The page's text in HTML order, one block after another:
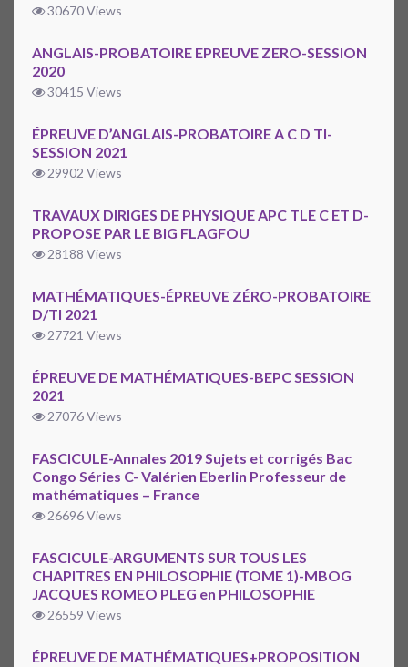
30670 Views
ANGLAIS-PROBATOIRE EPREUVE ZERO-SESSION
2020
30415 Views
ÉPREUVE D’ANGLAIS-PROBATOIRE A C D TI-
SESSION 2021
29902 Views
TRAVAUX DIRIGES DE PHYSIQUE APC TLE C ET D-
PROPOSE PAR LE BIG FLAGFOU
28188 Views
MATHÉMATIQUES-ÉPREUVE ZÉRO-PROBATOIRE
D/TI 2021
27721 Views
ÉPREUVE DE MATHÉMATIQUES-BEPC SESSION
2021
27076 Views
FASCICULE-Annales 2019 Sujets et corrigés Bac
Congo Séries C- Valérien Eberlin Professeur de
mathématiques – France
26696 Views
FASCICULE-ARGUMENTS SUR TOUS LES
CHAPITRES EN PHILOSOPHIE (TOME 1)-MBOG
JACQUES ROMEO PLEG en PHILOSOPHIE
26559 Views
ÉPREUVE DE MATHÉMATIQUES+PROPOSITION